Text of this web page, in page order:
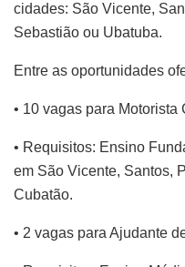
cidades: São Vicente,
Sebastião ou Ubatuba.
Entre as oportunidades
• 10 vagas para Motorista
• Requisitos: Ensino
em São Vicente, Santos,
Cubatão.
• 2 vagas para Ajudante